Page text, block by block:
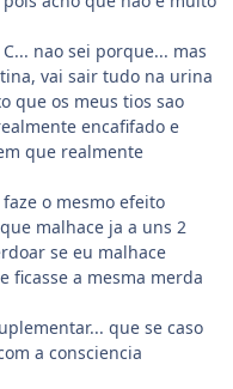
nao sei porque... mas
vai sair tudo na urina
que os meus tios sao
encafifado e
que realmente
o mesmo efeito
malhace ja a uns 2
se eu malhace
ficasse a mesma merda
que se caso
a consciencia